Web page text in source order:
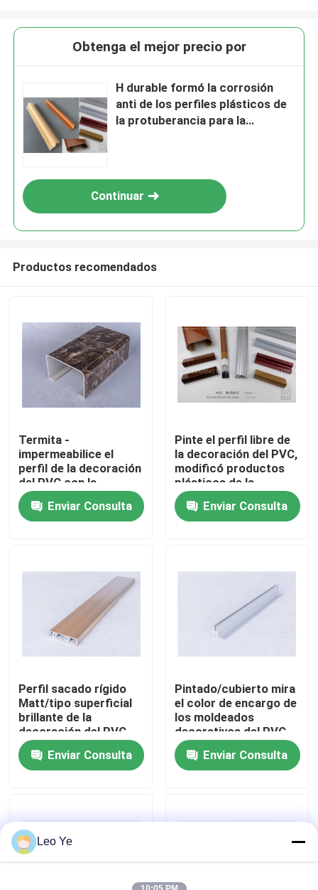
En casa
Productos
Sobre nosotros
Recorrido por la fábrica
Control de calidad
Contacta con nosotros
Solicitar una cita
Perfiles de la protuberancia del PVC
Obtenga el mejor precio por
H durable formó la corrosión
anti de los perfiles plásticos de
la protuberancia para la
Continuar
Productos recomendados
Termita -
impermeabilice el
perfil de la decoración
del PVC con la
superficie natural de
la transferencia
caliente
Enviar Consulta
Pinte el perfil libre de
la decoración del PVC,
modificó productos
plásticos de la
protuberancia para
requisitos
particulares
Enviar Consulta
Perfil sacado rígido
Matt/tipo superficial
brillante de la
decoración del PVC
opcional
Enviar Consulta
Pintado/cubierto mira
el color de encargo de
los moldeados
decorativos del PVC
disponible
Enviar Consulta
Leo Ye